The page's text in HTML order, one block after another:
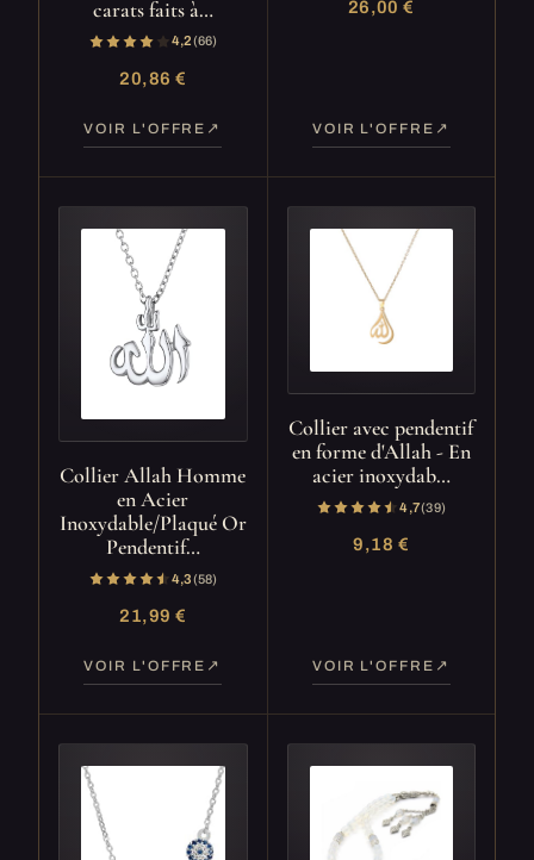
carats faits à…
4,2(66)
20,86 €
VOIR L'OFFRE
26,00 €
VOIR L'OFFRE
Collier Allah Homme
en Acier
Inoxydable/Plaqué Or
Pendentif…
4,3(58)
21,99 €
VOIR L'OFFRE
Collier avec pendentif
en forme d'Allah - En
acier inoxydab…
4,7(39)
9,18 €
VOIR L'OFFRE